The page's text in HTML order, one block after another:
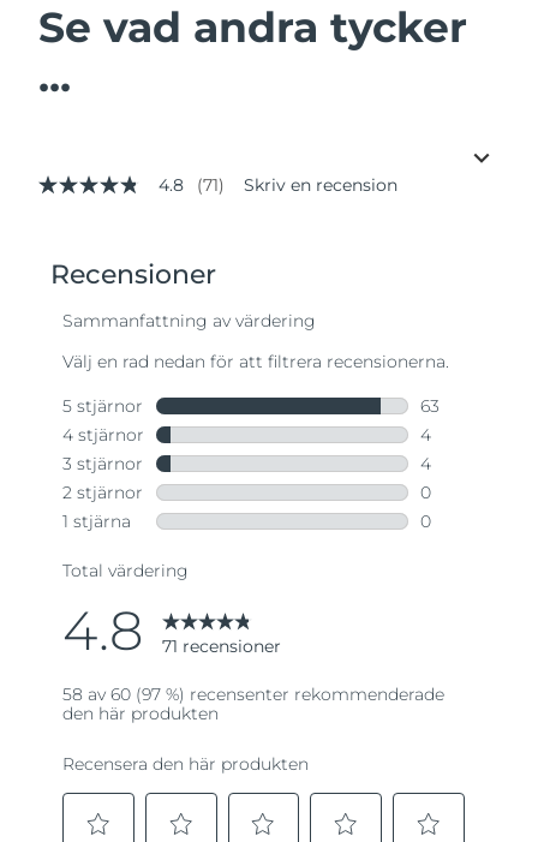
Se vad andra tycker
...
4.8
genomsnittligt
betyg.
Länk
samma
sida.
4.8 (71) Skriv en recension